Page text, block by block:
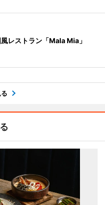
風レストラン「Mala Mia」